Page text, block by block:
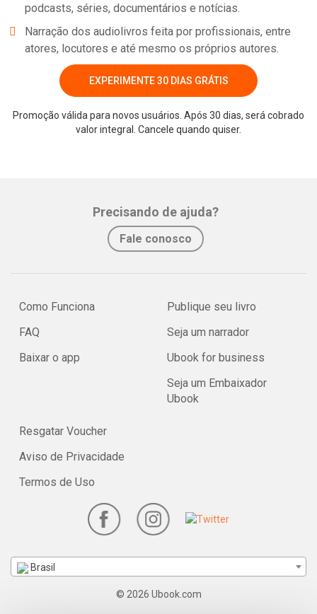
podcasts, séries, documentários e notícias.
Narração dos audiolivros feita por profissionais, entre
atores, locutores e até mesmo os próprios autores.
EXPERIMENTE 30 DIAS GRÁTIS
Promoção válida para novos usuários. Após 30 dias, será cobrado
valor integral. Cancele quando quiser.
Precisando de ajuda?
Fale conosco
Como Funciona
FAQ
Baixar o app
Publique seu livro
Seja um narrador
Ubook for business
Seja um Embaixador
Ubook
Resgatar Voucher
Aviso de Privacidade
Termos de Uso
Brasil
© 2026 Ubook.com
Whatsapp Facebook Twitter